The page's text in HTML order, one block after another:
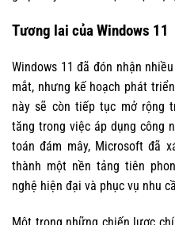
Tương lai của Windows 11
Windows 11 đã đón nhận
mắt, nhưng kế hoạch phát
này sẽ còn tiếp tục mở rộng
tăng trong việc áp dụng công
toán đám mây, Microsoft đã
thành một nền tảng tiên
nghệ hiện đại và phục vụ nhu